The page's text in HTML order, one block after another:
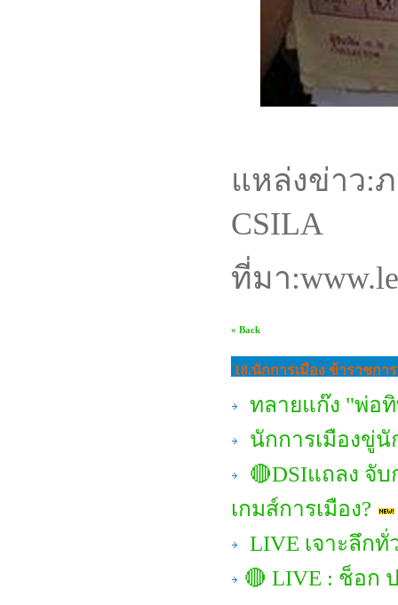
แหล่งข่าว:
CSILA
ที่มา
« Back
18.นักการเมือง ข้าราชก
ทลายแก๊ง "พ่อ
นักการเมืองขู่
🔴DSIแถลง จั
เกมส์การเมือง?
LIVE เจาะลึกทั่
🔴 LIVE : ช็อก